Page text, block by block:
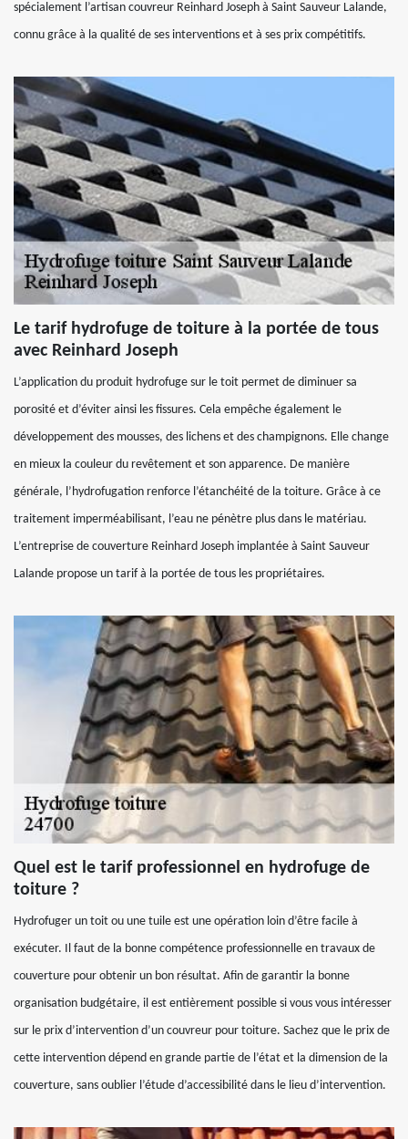
spécialement l’artisan couvreur Reinhard Joseph à Saint Sauveur Lalande,
connu grâce à la qualité de ses interventions et à ses prix compétitifs.
Le tarif hydrofuge de toiture à la portée de tous
avec Reinhard Joseph
L’application du produit hydrofuge sur le toit permet de diminuer sa
porosité et d’éviter ainsi les fissures. Cela empêche également le
développement des mousses, des lichens et des champignons. Elle change
en mieux la couleur du revêtement et son apparence. De manière
générale, l’hydrofugation renforce l’étanchéité de la toiture. Grâce à ce
traitement imperméabilisant, l’eau ne pénètre plus dans le matériau.
L’entreprise de couverture Reinhard Joseph implantée à Saint Sauveur
Lalande propose un tarif à la portée de tous les propriétaires.
Quel est le tarif professionnel en hydrofuge de
toiture ?
Hydrofuger un toit ou une tuile est une opération loin d’être facile à
exécuter. Il faut de la bonne compétence professionnelle en travaux de
couverture pour obtenir un bon résultat. Afin de garantir la bonne
organisation budgétaire, il est entièrement possible si vous vous intéresser
sur le prix d’intervention d’un couvreur pour toiture. Sachez que le prix de
cette intervention dépend en grande partie de l’état et la dimension de la
couverture, sans oublier l’étude d’accessibilité dans le lieu d’intervention.